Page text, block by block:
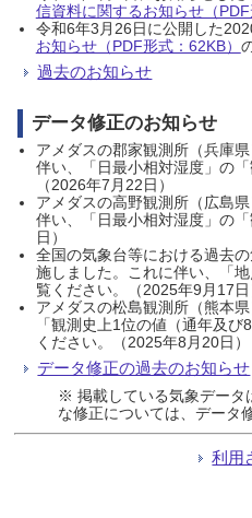
信資料に関するお知らせ（PDF
令和6年3月26日に公開した
お知らせ（PDF形式：62KB）
過去のお知らせ
データ修正のお知らせ
アメダスの郡家観測所（兵庫
伴い、「日最小相対湿度」の
（2026年7月22日）
アメダスの高野観測所（広島
伴い、「日最小相対湿度」の
日）
全国の気象台等における過去
施しました。これに伴い、「
覧ください。（2025年9月17日
アメダスの松島観測所（熊本
「観測史上1位の値（通年及
ください。（2025年8月20日）
データ修正の過去のお知らせ
※ 掲載している気象データ
な修正については、データ
利用